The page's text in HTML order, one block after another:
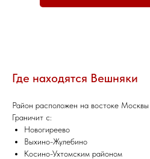
Где находятся Вешняки
Район расположен на востоке
Граничит с:
Новогиреево
Выхино-Жулебино
Косино-Ухтомским районом